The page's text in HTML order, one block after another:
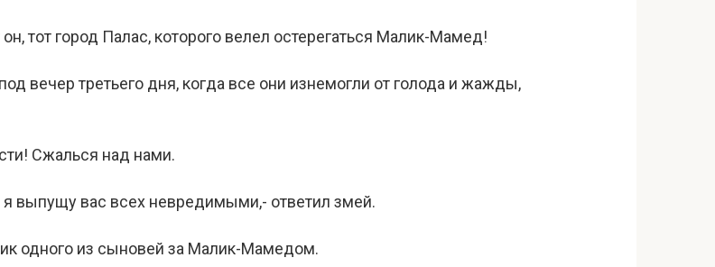
тот город Палас, которого велел остерегаться Малик-Мамед!
вечер третьего дня, когда все они изнемогли от голода и жажды,
Сжалься над нами.
выпущу вас всех невредимыми,- ответил змей.
одного из сыновей за Малик-Мамедом.